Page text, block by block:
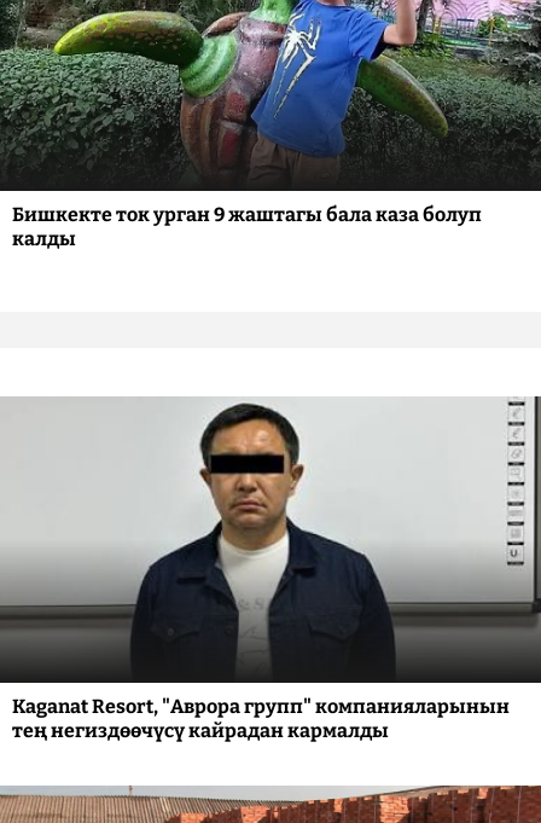
Бишкекте ток урган 9 жаштагы бала каза болуп
калды
Kaganat Resort, "Аврора групп" компанияларынын
тең негиздөөчүсү кайрадан кармалды